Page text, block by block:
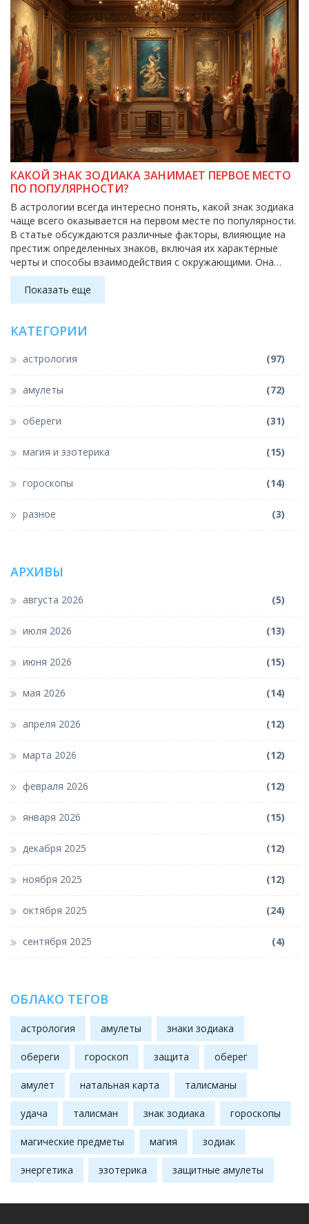
КАКОЙ ЗНАК ЗОДИАКА ЗАНИМАЕТ ПЕРВОЕ МЕСТО
ПО ПОПУЛЯРНОСТИ?
В астрологии всегда интересно понять, какой знак зодиака
чаще всего оказывается на первом месте по популярности.
В статье обсуждаются различные факторы, влияющие на
престиж определенных знаков, включая их характерные
черты и способы взаимодействия с окружающими. Она
также предлагает советы по тому, как лучше использовать
свои сильные стороны, исходя из знака зодиака. Каждому
знаку присущи свои уникальные качества, которые делают
Показать еще
КАТЕГОРИИ
астрология (97)
амулеты (72)
обереги (31)
магия и эзотерика (15)
гороскопы (14)
разное (3)
АРХИВЫ
августа 2026 (5)
июля 2026 (13)
июня 2026 (15)
мая 2026 (14)
апреля 2026 (12)
марта 2026 (12)
февраля 2026 (12)
января 2026 (15)
декабря 2025 (12)
ноября 2025 (12)
октября 2025 (24)
сентября 2025 (4)
ОБЛАКО ТЕГОВ
астрология амулеты знаки зодиака
обереги гороскоп защита оберег
амулет натальная карта талисманы
удача талисман знак зодиака гороскопы
магические предметы магия зодиак
энергетика эзотерика защитные амулеты